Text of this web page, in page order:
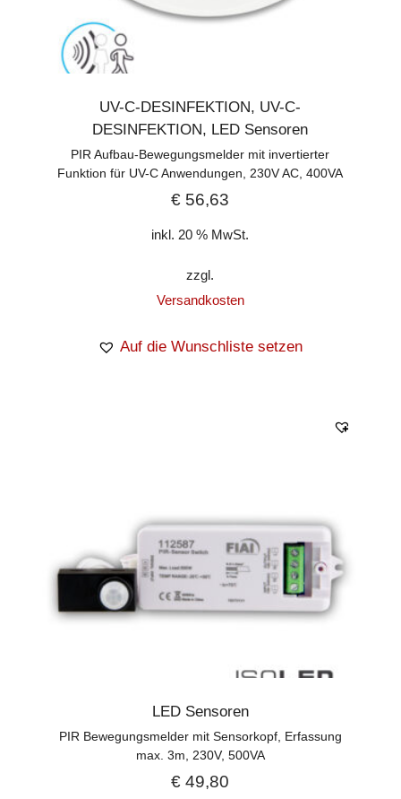
UV-C-DESINFEKTION, UV-C-
DESINFEKTION, LED Sensoren
PIR Aufbau-Bewegungsmelder mit invertierter
Funktion für UV-C Anwendungen, 230V AC, 400VA
€ 56,63
inkl. 20 % MwSt.
zzgl.
Versandkosten
Auf die Wunschliste setzen
LED Sensoren
PIR Bewegungsmelder mit Sensorkopf, Erfassung
max. 3m, 230V, 500VA
€ 49,80